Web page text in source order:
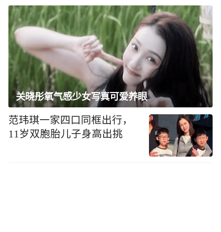
关晓彤氧气感少女写真可爱养眼
范玮琪一家四口同框出行，
11岁双胞胎儿子身高出挑